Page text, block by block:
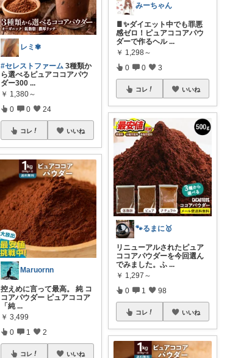
レミ✾
#セレストファーム 3種類か
ら選べるピュアココアパウ
ダー300 ...
￥ 1,380～
0 0 24
コレ いいね
Maruornn
控えめに言って最高。 純 コ
コアパウダー ピュアココア
「純 ...
￥ 3,499
0 1 2
コレ いいね
みーちゃん
🍫✨ダイエット中でも罪悪
感ゼロ！ピュアココアパウ
ダーで作るヘル ...
￥ 1,298～
0 0 3
コレ いいね
🐾るまに🥇
リニューアルされたピュア
ココアパウダーを今回選ん
でみました。ふ ...
￥ 1,297～
0 1 98
コレ いいね